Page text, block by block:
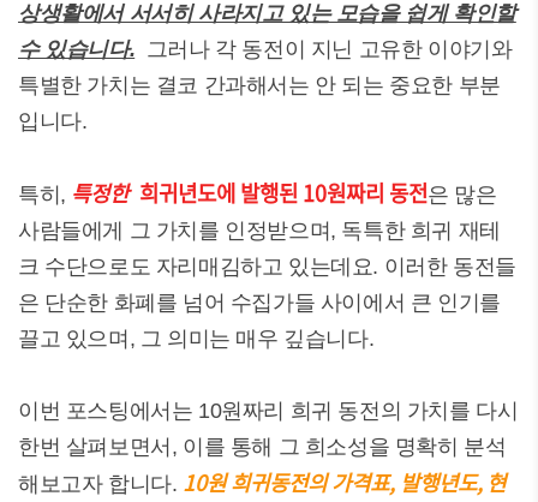
상생활에서 서서히 사라지고 있는 모습을 쉽게 확인할
수 있습니다. 그러나 각 동전이 지닌 고유한 이야기와
특별한 가치는 결코 간과해서는 안 되는 중요한 부분
입니다.
특히, 특정한 희귀년도에 발행된 10원짜리 동전은 많은
사람들에게 그 가치를 인정받으며, 독특한 희귀 재테
크 수단으로도 자리매김하고 있는데요. 이러한 동전들
은 단순한 화폐를 넘어 수집가들 사이에서 큰 인기를
끌고 있으며, 그 의미는 매우 깊습니다.
이번 포스팅에서는 10원짜리 희귀 동전의 가치를 다시
한번 살펴보면서, 이를 통해 그 희소성을 명확히 분석
해보고자 합니다. 10원 희귀동전의 가격표, 발행년도, 현